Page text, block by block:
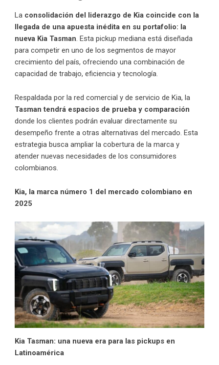
La consolidación del liderazgo de Kia coincide con la
llegada de una apuesta inédita en su portafolio: la
nueva Kia Tasman . Esta pickup mediana está diseñada
para competir en uno de los segmentos de mayor
crecimiento del país, ofreciendo una combinación de
capacidad de trabajo, eficiencia y tecnología.
Respaldada por la red comercial y de servicio de Kia, la
Tasman tendrá espacios de prueba y comparación
donde los clientes podrán evaluar directamente su
desempeño frente a otras alternativas del mercado. Esta
estrategia busca ampliar la cobertura de la marca y
atender nuevas necesidades de los consumidores
colombianos.
Kia, la marca número 1 del mercado colombiano en
2025
Kia Tasman: una nueva era para las pickups en
Latinoamérica